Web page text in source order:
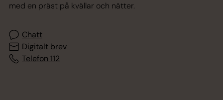
med en präst på kvällar och nätter.
Chatt
Digitalt brev
Telefon 112